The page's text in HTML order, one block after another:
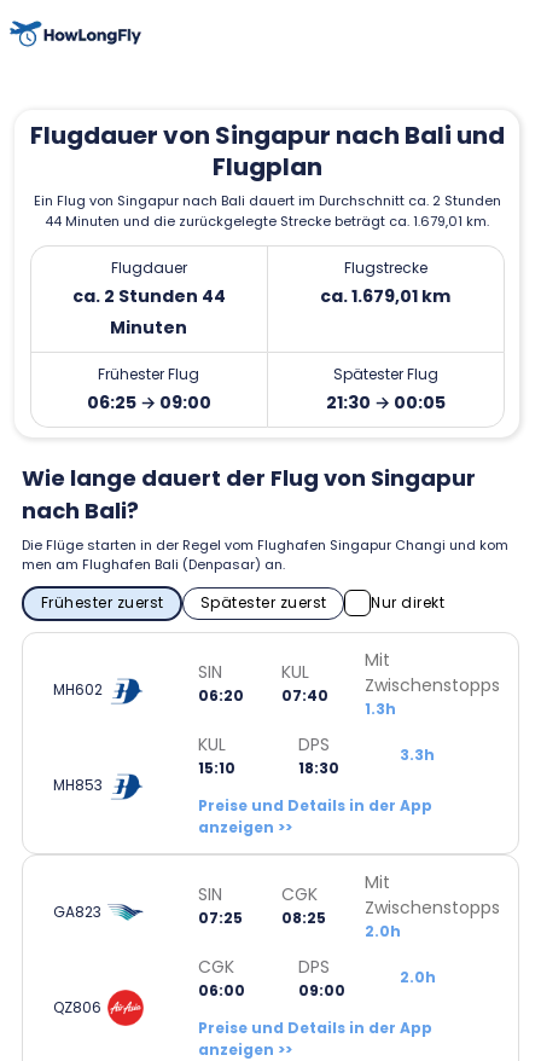
Flugdauer von Singapur nach Bali und
Flugplan
Ein Flug von Singapur nach Bali dauert im Durchschnitt ca. 2 Stunden
44 Minuten und die zurückgelegte Strecke beträgt ca. 1.679,01 km.
Flugdauer
ca. 2 Stunden 44
Minuten
Flugstrecke
ca. 1.679,01 km
Frühester Flug
06:25 → 09:00
Spätester Flug
21:30 → 00:05
Wie lange dauert der Flug von Singapur
nach Bali?
Die Flüge starten in der Regel vom Flughafen Singapur Changi und kom
men am Flughafen Bali (Denpasar) an.
Frühester zuerst Spätester zuerst Nur direkt
MH602
SIN
06:20
KUL
07:40
Mit
Zwischenstopps
1.3h
MH853
KUL
15:10
DPS
18:30
3.3h
Preise und Details in der App
anzeigen >>
GA823
SIN
07:25
CGK
08:25
Mit
Zwischenstopps
2.0h
QZ806
CGK
06:00
DPS
09:00
2.0h
Preise und Details in der App
anzeigen >>